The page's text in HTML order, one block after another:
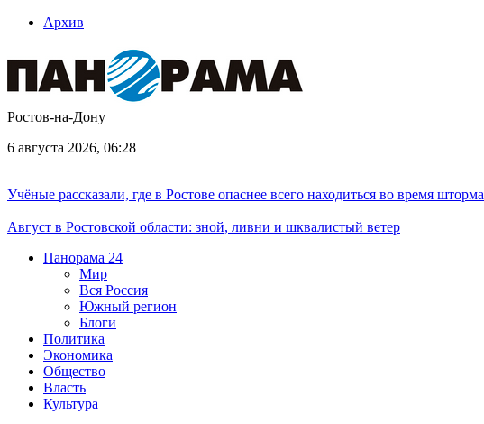
Архив
Ростов-на-Дону
6 августа 2026, 06:28
Учёные рассказали, где в Ростове опаснее всего находиться во время шторма
Август в Ростовской области: зной, ливни и шквалистый ветер
Панорама 24
Мир
Вся Россия
Южный регион
Блоги
Политика
Экономика
Общество
Власть
Культура